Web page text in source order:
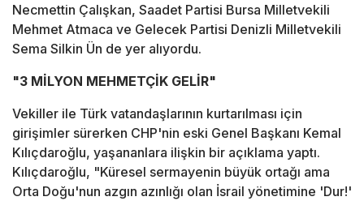
Necmettin Çalışkan, Saadet Partisi Bursa Milletvekili
Mehmet Atmaca ve Gelecek Partisi Denizli Milletvekili
Sema Silkin Ün de yer alıyordu.
"3 MİLYON MEHMETÇİK GELİR"
Vekiller ile Türk vatandaşlarının kurtarılması için
girişimler sürerken CHP'nin eski Genel Başkanı Kemal
Kılıçdaroğlu, yaşananlara ilişkin bir açıklama yaptı.
Kılıçdaroğlu, "Küresel sermayenin büyük ortağı ama
Orta Doğu'nun azgın azınlığı olan İsrail yönetimine 'Dur!'